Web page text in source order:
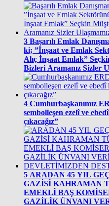
3 Başarılı Emlak
ki; ”İnşaat ve Emlak Sektörünün Gözde Adresi Gökhan
Alıç İnşaat Emlak”
Bizleri Aramanız Sizler
4 Cumhurbaşkanımız
sembolleşen ezelî ve
çıkacağız”
5 ARADAN 45 YIL
GAZİSİ KAHRAMAN
EMEKLİ BAŞ
GAZİLİK ÜNVANI